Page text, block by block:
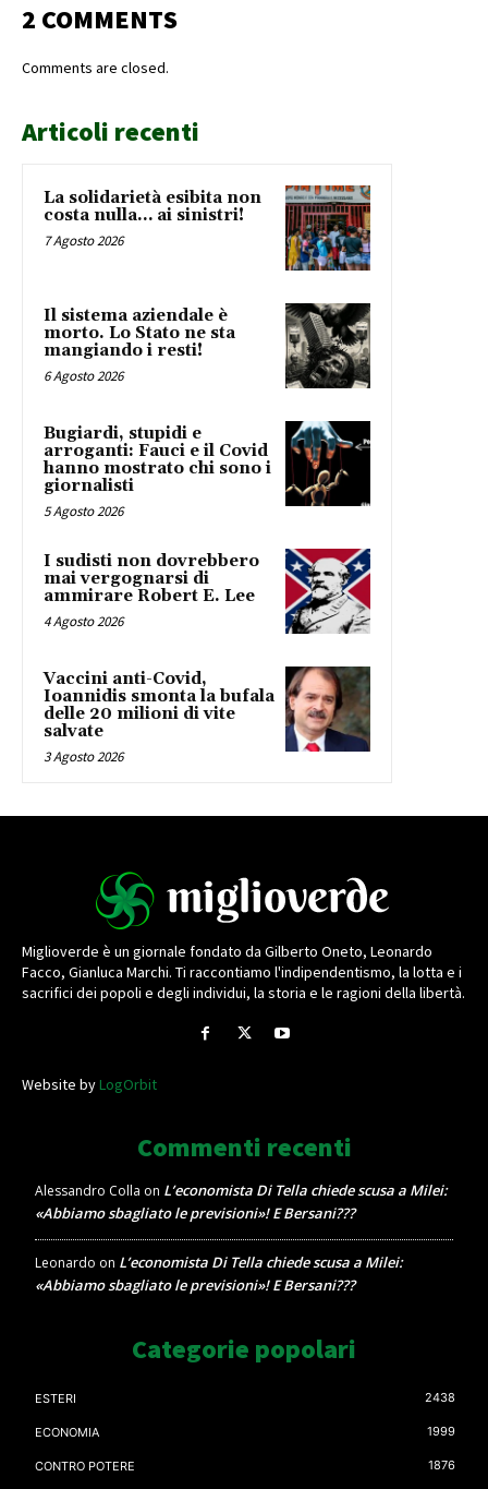
2 COMMENTS
Comments are closed.
Articoli recenti
La solidarietà esibita non
costa nulla… ai sinistri!
7 Agosto 2026
Il sistema aziendale è
morto. Lo Stato ne sta
mangiando i resti!
6 Agosto 2026
Bugiardi, stupidi e
arroganti: Fauci e il Covid
hanno mostrato chi sono i
giornalisti
5 Agosto 2026
I sudisti non dovrebbero
mai vergognarsi di
ammirare Robert E. Lee
4 Agosto 2026
Vaccini anti-Covid,
Ioannidis smonta la bufala
delle 20 milioni di vite
salvate
3 Agosto 2026
Miglioverde è un giornale fondato da Gilberto Oneto, Leonardo
Facco, Gianluca Marchi. Ti raccontiamo l'indipendentismo, la lotta e i
sacrifici dei popoli e degli individui, la storia e le ragioni della libertà.
Website byLogOrbit
Commenti recenti
Alessandro Colla on L’economista Di Tella chiede scusa a Milei:
«Abbiamo sbagliato le previsioni»! E Bersani???
Leonardo on L’economista Di Tella chiede scusa a Milei:
«Abbiamo sbagliato le previsioni»! E Bersani???
Categorie popolari
ESTERI 2438
ECONOMIA 1999
CONTRO POTERE 1876